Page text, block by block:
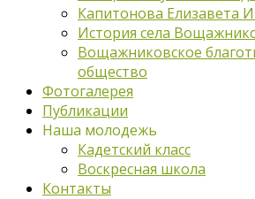
Капитонова Елизавета
История села
Вощажниковское
общество
Фотогалерея
Публикации
Наша молодежь
Кадетский класс
Воскресная школа
Контакты